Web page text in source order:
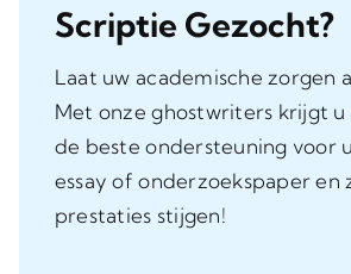
Scriptie Gezocht?
Laat uw academische zorgen
Met onze ghostwriters krijgt u
de beste ondersteuning voor
essay of onderzoekspaper en
prestaties stijgen!